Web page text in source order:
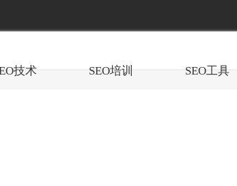
技术 SEO培训 SEO工具